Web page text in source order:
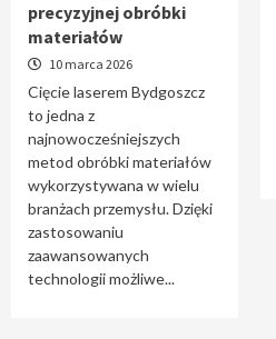
precyzyjnej obróbki
materiałów
10 marca 2026
Cięcie laserem Bydgoszcz
to jedna z
najnowocześniejszych
metod obróbki materiałów
wykorzystywana w wielu
branżach przemysłu. Dzięki
zastosowaniu
zaawansowanych
technologii możliwe...